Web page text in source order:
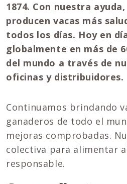
1874. Con nuestra
producen vacas más
todos los días. Hoy en
globalmente en más de
del mundo a través de
oficinas y distribuidores.
Continuamos brindando
ganaderos de todo el
mejoras comprobadas.
colectiva para alimentar
responsable.